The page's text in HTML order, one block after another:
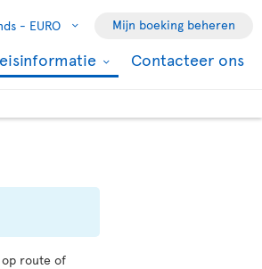
- EURO Mijn boeking beheren
Contacteer ons
route of